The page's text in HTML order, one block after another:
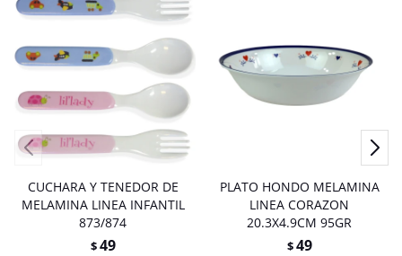
CUCHARA Y TENEDOR DE
MELAMINA LINEA INFANTIL
873/874
$49
PLATO HONDO MELAMINA
LINEA CORAZON
20.3X4.9CM 95GR
$49